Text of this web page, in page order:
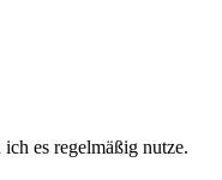
es regelmäßig nutze.